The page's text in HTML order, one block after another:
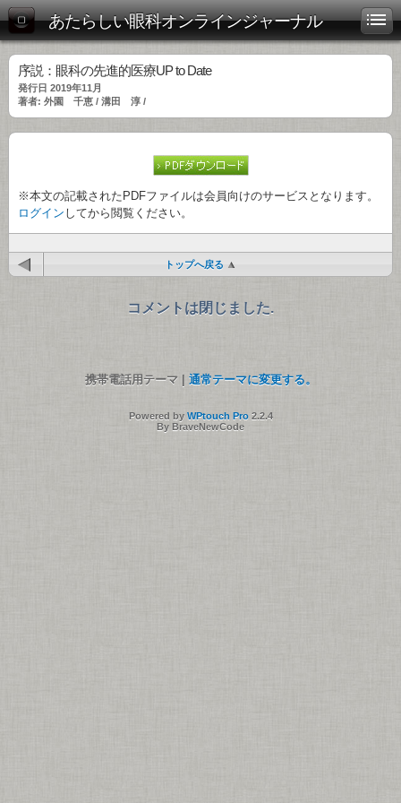
あたらしい眼科オンラインジャーナル
序説：眼科の先進的医療UP to Date
発行日 2019年11月
著者: 外園 千恵 / 溝田 淳 /
※本文の記載されたPDFファイルは会員向けのサービスとなります。
ログイン してから閲覧ください。
トップへ戻る
コメントは閉じました.
携帯電話用テーマ | 通常テーマに変更する。
Powered by WPtouch Pro2.2.4
By BraveNewCode